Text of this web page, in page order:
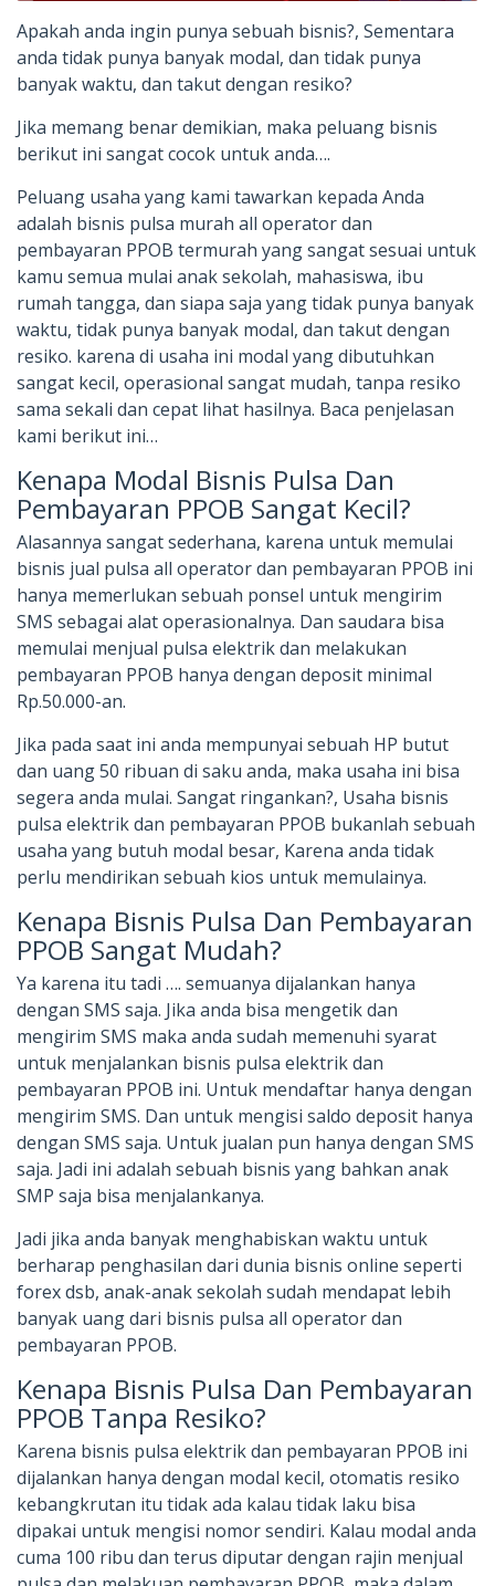
Apakah anda ingin punya sebuah bisnis?, Sementara
anda tidak punya banyak modal, dan tidak punya
banyak waktu, dan takut dengan resiko?
Jika memang benar demikian, maka peluang bisnis
berikut ini sangat cocok untuk anda….
Peluang usaha yang kami tawarkan kepada Anda
adalah bisnis pulsa murah all operator dan
pembayaran PPOB termurah yang sangat sesuai untuk
kamu semua mulai anak sekolah, mahasiswa, ibu
rumah tangga, dan siapa saja yang tidak punya banyak
waktu, tidak punya banyak modal, dan takut dengan
resiko. karena di usaha ini modal yang dibutuhkan
sangat kecil, operasional sangat mudah, tanpa resiko
sama sekali dan cepat lihat hasilnya. Baca penjelasan
kami berikut ini…
Kenapa Modal Bisnis Pulsa Dan
Pembayaran PPOB Sangat Kecil?
Alasannya sangat sederhana, karena untuk memulai
bisnis jual pulsa all operator dan pembayaran PPOB ini
hanya memerlukan sebuah ponsel untuk mengirim
SMS sebagai alat operasionalnya. Dan saudara bisa
memulai menjual pulsa elektrik dan melakukan
pembayaran PPOB hanya dengan deposit minimal
Rp.50.000-an.
Jika pada saat ini anda mempunyai sebuah HP butut
dan uang 50 ribuan di saku anda, maka usaha ini bisa
segera anda mulai. Sangat ringankan?, Usaha bisnis
pulsa elektrik dan pembayaran PPOB bukanlah sebuah
usaha yang butuh modal besar, Karena anda tidak
perlu mendirikan sebuah kios untuk memulainya.
Kenapa Bisnis Pulsa Dan Pembayaran
PPOB Sangat Mudah?
Ya karena itu tadi …. semuanya dijalankan hanya
dengan SMS saja. Jika anda bisa mengetik dan
mengirim SMS maka anda sudah memenuhi syarat
untuk menjalankan bisnis pulsa elektrik dan
pembayaran PPOB ini. Untuk mendaftar hanya dengan
mengirim SMS. Dan untuk mengisi saldo deposit hanya
dengan SMS saja. Untuk jualan pun hanya dengan SMS
saja. Jadi ini adalah sebuah bisnis yang bahkan anak
SMP saja bisa menjalankanya.
Jadi jika anda banyak menghabiskan waktu untuk
berharap penghasilan dari dunia bisnis online seperti
forex dsb, anak-anak sekolah sudah mendapat lebih
banyak uang dari bisnis pulsa all operator dan
pembayaran PPOB.
Kenapa Bisnis Pulsa Dan Pembayaran
PPOB Tanpa Resiko?
Karena bisnis pulsa elektrik dan pembayaran PPOB ini
dijalankan hanya dengan modal kecil, otomatis resiko
kebangkrutan itu tidak ada kalau tidak laku bisa
dipakai untuk mengisi nomor sendiri. Kalau modal anda
cuma 100 ribu dan terus diputar dengan rajin menjual